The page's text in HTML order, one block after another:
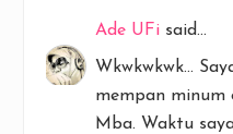
Ade UFi said...
Wkwkwkwk...
mempan
Mba. Waktu